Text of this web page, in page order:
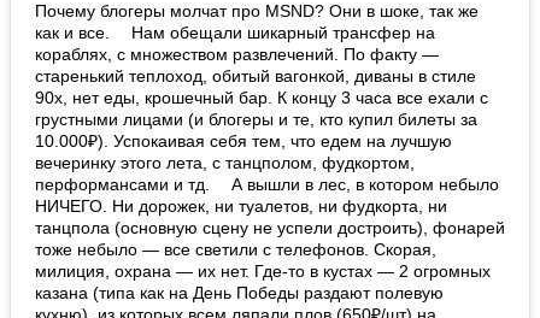
Почему блогеры молчат про MSND? Они в шоке, так же
как и все. ⠀ Нам обещали шикарный трансфер на
кораблях, с множеством развлечений. По факту —
старенький теплоход, обитый вагонкой, диваны в стиле
90х, нет еды, крошечный бар. К концу 3 часа все ехали с
грустными лицами (и блогеры и те, кто купил билеты за
10.000₽). Успокаивая себя тем, что едем на лучшую
вечеринку этого лета, с танцполом, фудкортом,
перформансами и тд. ⠀ А вышли в лес, в котором небыло
НИЧЕГО. Ни дорожек, ни туалетов, ни фудкорта, ни
танцпола (основную сцену не успели достроить), фонарей
тоже небыло — все светили с телефонов. Скорая,
милиция, охрана — их нет. Где-то в кустах — 2 огромных
казана (типа как на День Победы раздают полевую